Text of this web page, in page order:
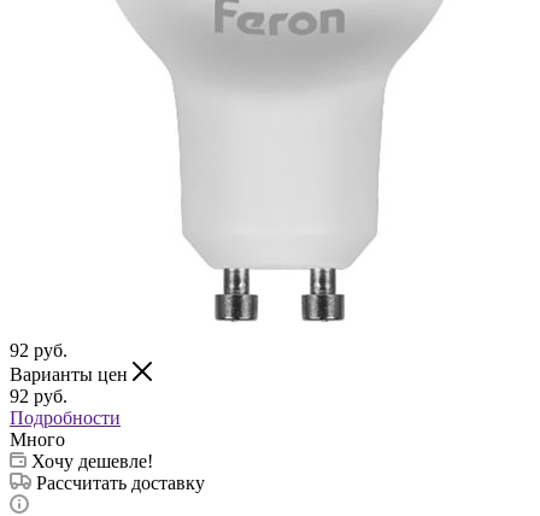
92 руб.
Варианты цен
92 руб.
Подробности
Много
Хочу дешевле!
Рассчитать доставку